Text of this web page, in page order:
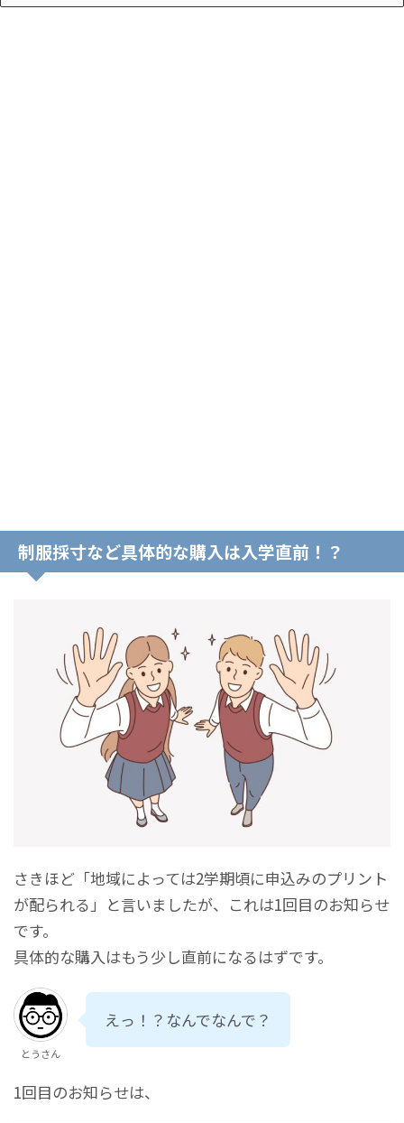
制服採寸など具体的な購入は入学直前！？
さきほど「地域によっては2学期頃に申込みのプリント
が配られる」と言いましたが、これは1回目のお知らせ
です。
具体的な購入はもう少し直前になるはずです。
とうさん
えっ！？なんでなんで？
1回目のお知らせは、